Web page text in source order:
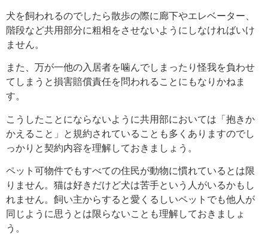
犬を飼われるのでしたら散歩の際に廊下やエレベーター、
階段など共用部分に粗相をさせないようにしなければいけ
ません。
また、万が一他の入居者を噛んでしまったり怪我を負わせ
てしまうと損害賠償責任を問われることにもなりかねま
す。
こうしたことにならないように共用部においては「抱きか
かえること」と規約されていることも多くありますのでし
っかりと契約内容を理解しておきましょう。
ペット可物件でもすべての住民が動物に慣れているとは限
りません。猫は好きだけど犬は苦手という人がいるかもし
れません。飼い主からすると愛くるしいペットでも他人が
同じように思うとは限らないことも理解しておきましょ
う。